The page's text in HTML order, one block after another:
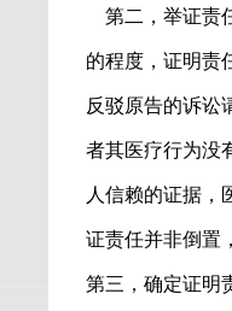
第二，举证责
的程度，证明责
反驳原告的诉讼
者其医疗行为没
人信赖的证据，
证责任并非倒置
第三，确定证明